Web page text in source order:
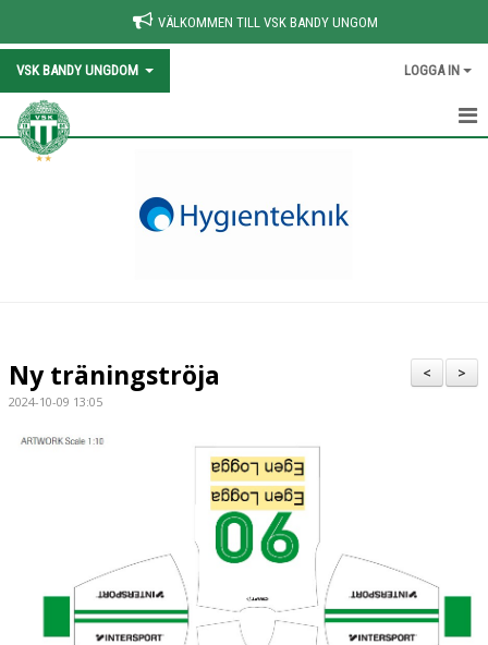
VÄLKOMMEN TILL VSK BANDY UNGOM
VSK BANDY UNGDOM LOGGA IN
HEM
KOMMANDE MATCHER & RESULTAT
FÖR LEDARE
>
<
Ny träningströja
2024-10-09 13:05